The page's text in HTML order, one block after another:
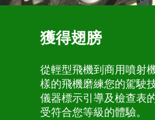
獲得翅膀
從輕型飛機到商用噴射
樣的飛機磨練您的駕駛
儀器標示引導及檢查表
受符合您等級的體驗。